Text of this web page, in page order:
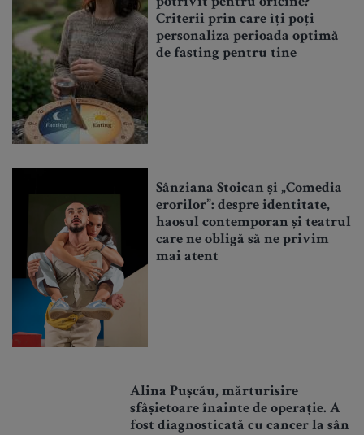
Criterii prin care îți poți
personaliza perioada optimă
de fasting pentru tine
Sânziana Stoican și „Comedia
erorilor”: despre identitate,
haosul contemporan și teatrul
care ne obligă să ne privim
mai atent
Alina Pușcău, mărturisire
sfâșietoare înainte de operație. A
fost diagnosticată cu cancer la sân